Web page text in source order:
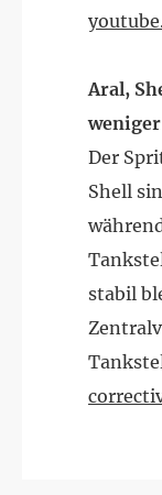
Aral,
Der
Shell
stabil